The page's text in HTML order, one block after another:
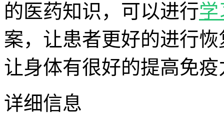
的医药知识，可以进行学
案，让患者更好的进行
让身体有很好的提高免
详细信息